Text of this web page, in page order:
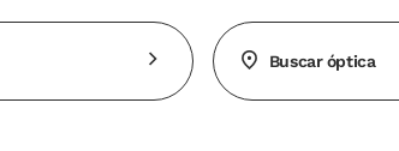
Buscar óptica